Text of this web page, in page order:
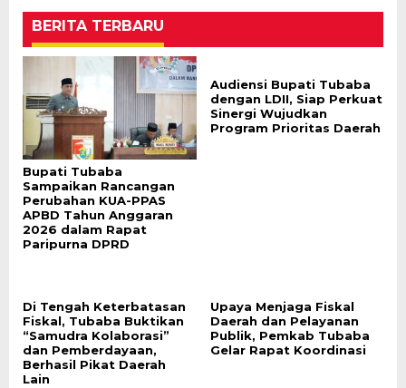
BERITA TERBARU
Bupati Tubaba
Sampaikan Rancangan
Perubahan KUA-PPAS
APBD Tahun Anggaran
2026 dalam Rapat
Paripurna DPRD
Audiensi Bupati Tubaba
dengan LDII, Siap Perkuat
Sinergi Wujudkan
Program Prioritas Daerah
Di Tengah Keterbatasan
Fiskal, Tubaba Buktikan
“Samudra Kolaborasi”
dan Pemberdayaan,
Berhasil Pikat Daerah
Lain
Upaya Menjaga Fiskal
Daerah dan Pelayanan
Publik, Pemkab Tubaba
Gelar Rapat Koordinasi